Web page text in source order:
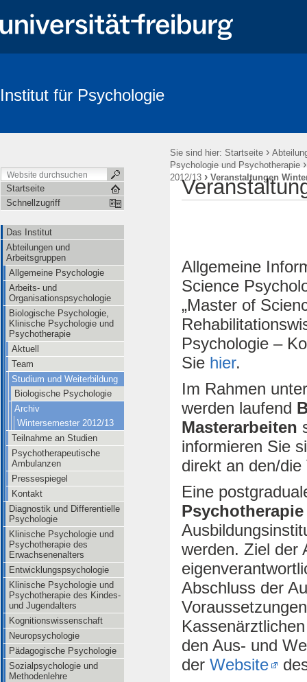
Institut für Psychologie
Sie sind hier: Startseite ›
Psychologie und Psychotherapie
2012/13 › Veranstaltungen
Startseite
Schnellzugriff
Das Institut
Abteilungen und
Arbeitsgruppen
Allgemeine Psychologie
Arbeits- und
Organisationspsychologie
Biologische Psychologie,
Klinische Psychologie und
Psychotherapie
Aktuell
Team
Studium und Weiterbildung
Biologische Psychologie
Archiv
Wintersemester 2012/13
Teilnahme an Studien
Psychotherapeutische
Ambulanzen
Pressespiegel
Kontakt
Diagnostik und Differentielle
Psychologie
Klinische Psychologie und
Psychotherapie des
Erwachsenenalters
Entwicklungspsychologie
Klinische Psychologie und
Psychotherapie des Kindes-
und Jugendalters
Kognitionswissenschaft
Neuropsychologie
Pädagogische Psychologie
Sozialpsychologie und
Methodenlehre
Allgemeine
Science
„Master of
Psychologie –
Sie hier.
Im Rahmen
werden laufend
Masterarbeiten
informieren Sie
direkt an den/
Eine
Psychotherapie
werden. Ziel der
Abschluss der
den Aus- und
der Website